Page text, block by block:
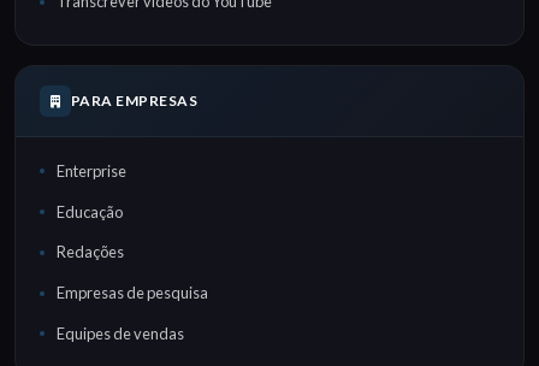
PARA EMPRESAS
Enterprise
Educação
Redações
Empresas de pesquisa
Equipes de vendas